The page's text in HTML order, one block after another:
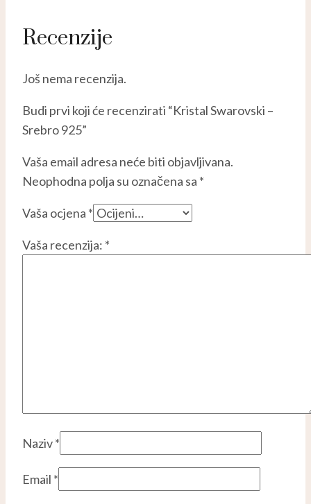
Recenzije
Još nema recenzija.
Budi prvi koji će recenzirati “Kristal Swarovski –
Srebro 925”
Vaša email adresa neće biti objavljivana.
Neophodna polja su označena sa *
Vaša ocjena *
Vaša recenzija: *
Naziv*
Email *